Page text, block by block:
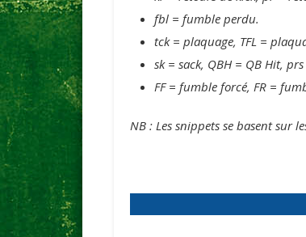
fbl = fumble perdu.
tck = plaquage, TFL =
sk = sack, QBH = QB Hit,
FF = fumble forcé, FR =
NB : Les snippets se basent sur